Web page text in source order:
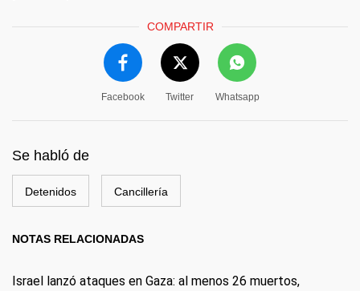
COMPARTIR
Facebook Twitter Whatsapp
Se habló de
Detenidos Cancillería
NOTAS RELACIONADAS
Israel lanzó ataques en Gaza: al menos 26 muertos,